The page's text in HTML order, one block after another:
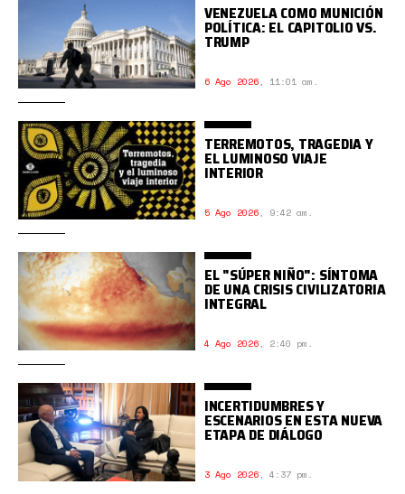
VENEZUELA COMO MUNICIÓN
POLÍTICA: EL CAPITOLIO VS.
TRUMP
6 Ago 2026, 11:01 am.
TERREMOTOS, TRAGEDIA Y
EL LUMINOSO VIAJE
INTERIOR
5 Ago 2026, 9:42 am.
EL "SÚPER NIÑO": SÍNTOMA
DE UNA CRISIS CIVILIZATORIA
INTEGRAL
4 Ago 2026, 2:40 pm.
INCERTIDUMBRES Y
ESCENARIOS EN ESTA NUEVA
ETAPA DE DIÁLOGO
3 Ago 2026, 4:37 pm.